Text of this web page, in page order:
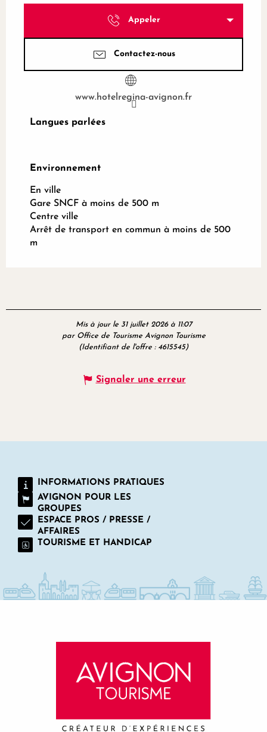
Appeler
Contactez-nous
www.hotelregina-avignon.fr
Langues parlées
Langues parlées
Environnement
Environnement
En ville
Gare SNCF à moins de 500 m
Centre ville
Arrêt de transport en commun à moins de 500
m
Mis à jour le 31 juillet 2026 à 11:07
par Office de Tourisme Avignon Tourisme
(Identifiant de l'offre : 4615545)
Signaler une erreur
INFORMATIONS PRATIQUES
AVIGNON POUR LES
GROUPES
ESPACE PROS / PRESSE /
AFFAIRES
TOURISME ET HANDICAP